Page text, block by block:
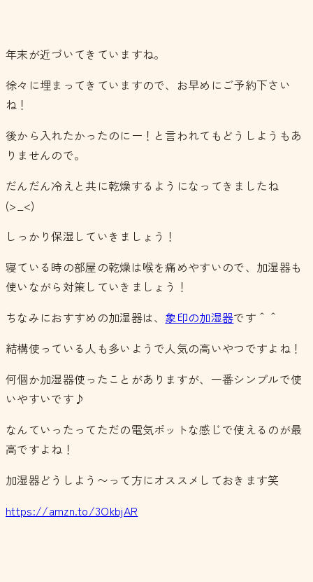
年末が近づいてきていますね。
徐々に埋まってきていますので、お早めにご予約下さい
ね！
後から入れたかったのにー！と言われてもどうしようもあ
りませんので。
だんだん冷えと共に乾燥するようになってきましたね
(>_<)
しっかり保湿していきましょう！
寝ている時の部屋の乾燥は喉を痛めやすいので、加湿器も
使いながら対策していきましょう！
ちなみにおすすめの加湿器は、 象印の加湿器です＾＾
結構使っている人も多いようで人気の高いやつですよね！
何個か加湿器使ったことがありますが、一番シンプルで使
いやすいです♪
なんていったってただの電気ポットな感じで使えるのが最
高ですよね！
加湿器どうしよう〜って方にオススメしておきます笑
https://amzn.to/3OkbjAR